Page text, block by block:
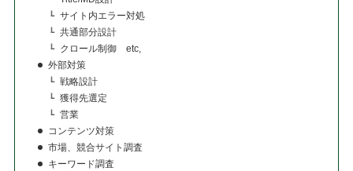
サイト内エラー対処
共通部分設計
クロール制御 etc,
外部対策
戦略設計
獲得先選定
営業
コンテンツ対策
市場、競合サイト調査
キーワード調査